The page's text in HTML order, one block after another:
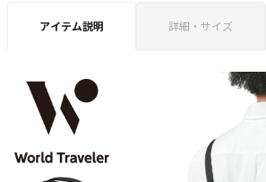
アイテム説明 詳細・サイズ